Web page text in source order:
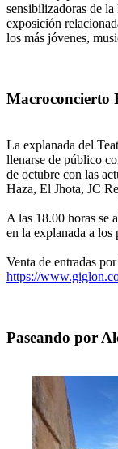
sensibilizadoras de
exposición
los más jóvenes,
Macroconcierto
La explanada del
llenarse de público
de octubre con las
Haza, El Jhota, JC
A las 18.00 horas se
en la explanada a
Venta de entradas
https://
Paseando por